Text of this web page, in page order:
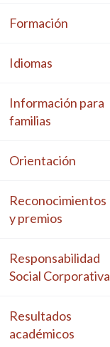
Formación
Idiomas
Información para
familias
Orientación
Reconocimientos
y premios
Responsabilidad
Social Corporativa
Resultados
académicos